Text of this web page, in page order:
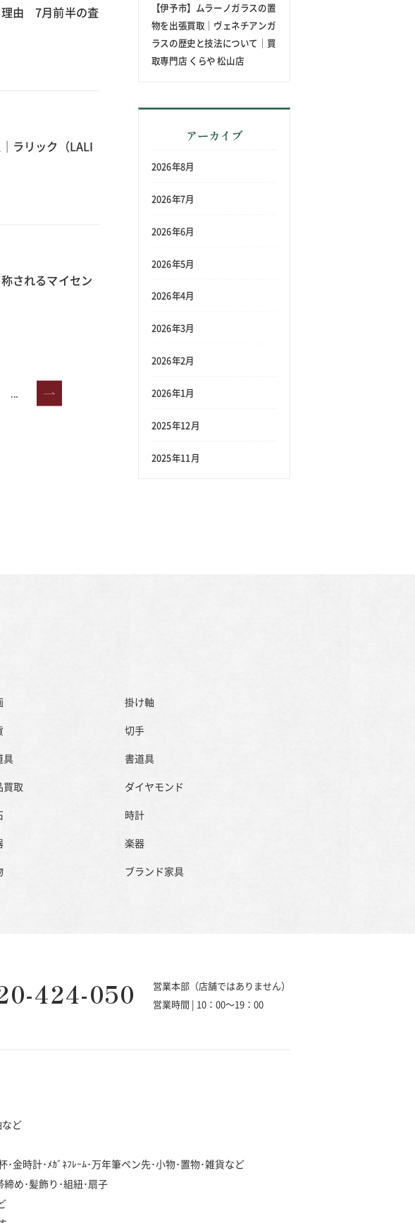
理由 7月前半の査
ラリック（LALI
されるマイセン
»
【伊予市】ムラーノガラスの置
物を出張買取｜ヴェネチアンガ
ラスの歴史と技法について｜買
取専門店 くらや 松山店
アーカイブ
2026年8月
2026年7月
2026年6月
2026年5月
2026年4月
2026年3月
2026年2月
2026年1月
2025年12月
2025年11月
掛け軸
切手
具
書道具
買取
ダイヤモンド
時計
楽器
ブランド家具
424-050
営業本部（店舗ではありません）
営業時間 | 10：00～19：00
ど
金時計･ﾒｶﾞﾈﾌﾚｰﾑ･万年筆ペン先･小物･置物･雑貨など
め･髪飾り･組紐･扇子